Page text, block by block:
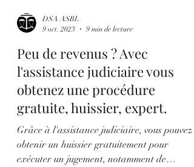
DSA ASBL
9 oct. 2023
9 min de lecture
Peu de revenus ? Avec
l'assistance judiciaire vous
obtenez une procédure
gratuite, huissier, expert.
Grâce à l'assistance judiciaire, vous pouvez